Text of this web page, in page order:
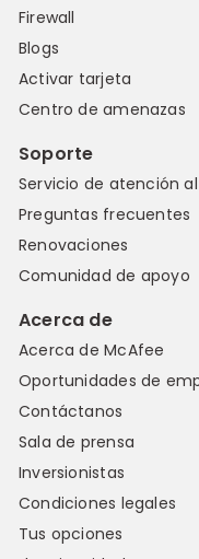
Firewall
Blogs
Activar tarjeta
Centro de amenazas
Soporte
Servicio de atención
Preguntas frecuentes
Renovaciones
Comunidad de apoyo
Acerca de
Acerca de McAfee
Oportunidades de
Contáctanos
Sala de prensa
Inversionistas
Condiciones legales
Tus opciones